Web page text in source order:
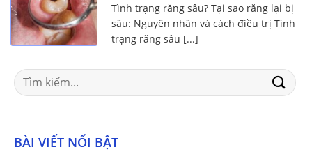
Tình trạng răng sâu? Tại sao răng lại bị
sâu: Nguyên nhân và cách điều trị Tình
trạng răng sâu [...]
Search
for:
BÀI VIẾT NỔI BẬT